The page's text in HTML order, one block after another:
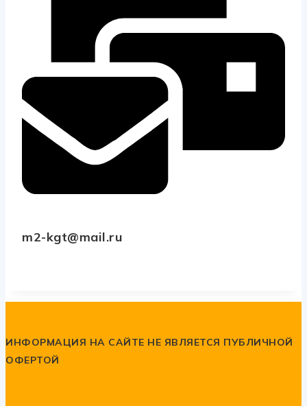
m2-kgt@mail.ru
ИНФОРМАЦИЯ НА САЙТЕ НЕ ЯВЛЯЕТСЯ ПУБЛИЧНОЙ
ОФЕРТОЙ